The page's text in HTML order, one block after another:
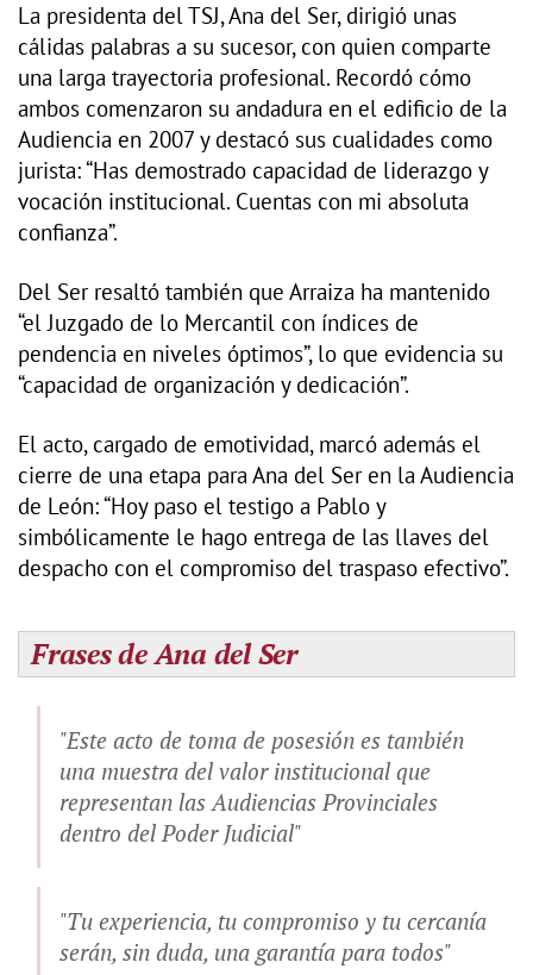
La presidenta del TSJ, Ana del Ser, dirigió unas
cálidas palabras a su sucesor, con quien comparte
una larga trayectoria profesional. Recordó cómo
ambos comenzaron su andadura en el edificio de la
Audiencia en 2007 y destacó sus cualidades como
jurista: “Has demostrado capacidad de liderazgo y
vocación institucional. Cuentas con mi absoluta
confianza”.
Del Ser resaltó también que Arraiza ha mantenido
“el Juzgado de lo Mercantil con índices de
pendencia en niveles óptimos”, lo que evidencia su
“capacidad de organización y dedicación”.
El acto, cargado de emotividad, marcó además el
cierre de una etapa para Ana del Ser en la Audiencia
de León: “Hoy paso el testigo a Pablo y
simbólicamente le hago entrega de las llaves del
despacho con el compromiso del traspaso efectivo”.
Frases de Ana del Ser
"Este acto de toma de posesión es también
una muestra del valor institucional que
representan las Audiencias Provinciales
dentro del Poder Judicial"
"Tu experiencia, tu compromiso y tu cercanía
serán, sin duda, una garantía para todos"